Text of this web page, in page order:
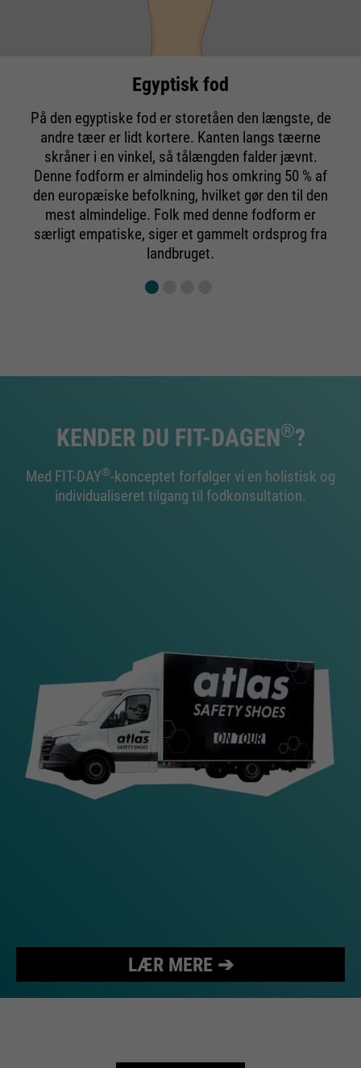
Egyptisk fod
På den egyptiske fod er storetåen den længste, de
andre tæer er lidt kortere. Kanten langs tæerne
skråner i en vinkel, så tålængden falder jævnt.
Denne fodform er almindelig hos omkring 50 % af
den europæiske befolkning, hvilket gør den til den
mest almindelige. Folk med denne fodform er
særligt empatiske, siger et gammelt ordsprog fra
landbruget.
KENDER DU FIT-DAGEN®?
Med FIT-DAY®-konceptet forfølger vi en holistisk og
individualiseret tilgang til fodkonsultation.
LÆR MERE ➔